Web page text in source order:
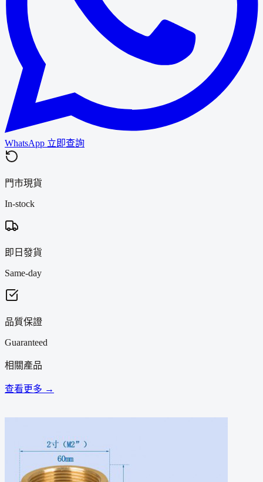
WhatsApp 立即查詢
門市現貨
In-stock
即日發貨
Same-day
品質保證
Guaranteed
相關產品
查看更多 →